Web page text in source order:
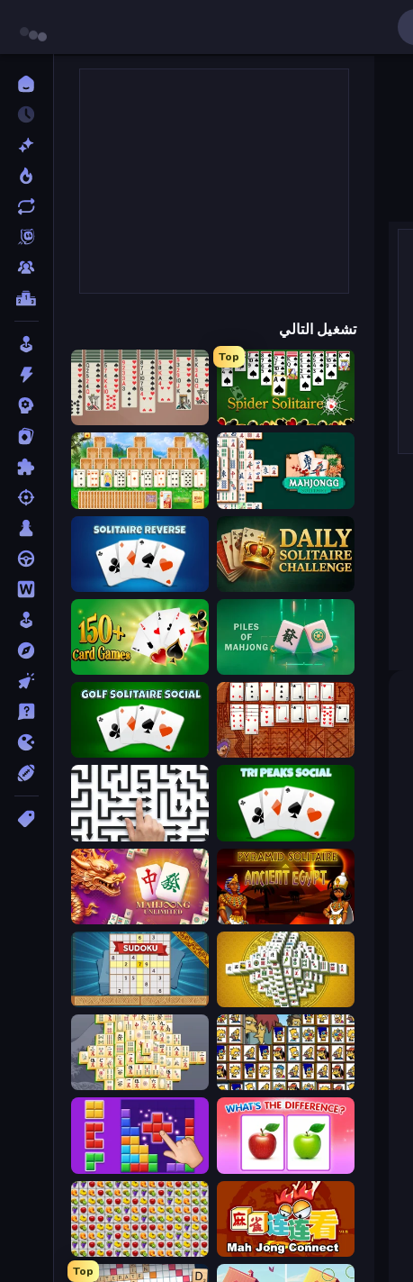
تشغيل التالي
Top
Spider Solitaire
Spider Solitaire 2 Suits
Mahjongg Solitaire
Magic Towers Solitaire
Daily Solitaire Challenge
Solitaire Reverse
Piles of Mahjong
Classic Card Games Collection
Algerian Solitaire
Golf Solitaire
Tri Peaks Social
Arrow Escape: Puzzle
Pyramid Solitaire Ancient Egypt
Mahjong Unlimited
Mahjong Tower
Sudoku Online
Tiles of the Simpsons
Mahjong Online
What's The Difference?
BlockBuster Puzzle
Mahjong Connect (Legacy)
Same Game Fruit Collapse
Top